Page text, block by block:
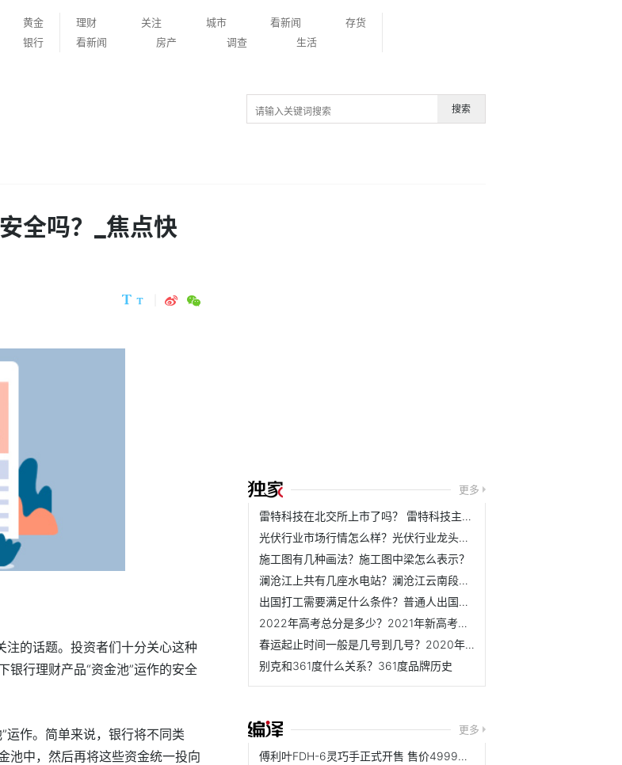
黄金
银行
理财 关注 城市 看新闻
存货
看新闻
房产 调查 生活
搜索
全吗？_焦点快
注的话题。投资者们十分关心这种
银行理财产品“资金池”运作的安全
运作。简单来说，银行将不同类
池中，然后再将这些资金统一投向
更多
雷特科技在北交所上市了吗？ 雷特科技主营业务是什么？
光伏行业市场行情怎么样？光伏行业龙头公司下半年表现如何？
施工图有几种画法？施工图中梁怎么表示？
澜沧江上共有几座水电站？澜沧江云南段水电站介绍
出国打工需要满足什么条件？普通人出国打工需要办理哪些手续？
2022年高考总分是多少？2021年新高考满分是多少？
春运起止时间一般是几号到几号？2020年春运起止时间表
别克和361度什么关系？361度品牌历史
更多
傅利叶FDH-6灵巧手正式开售 售价4999元|时讯